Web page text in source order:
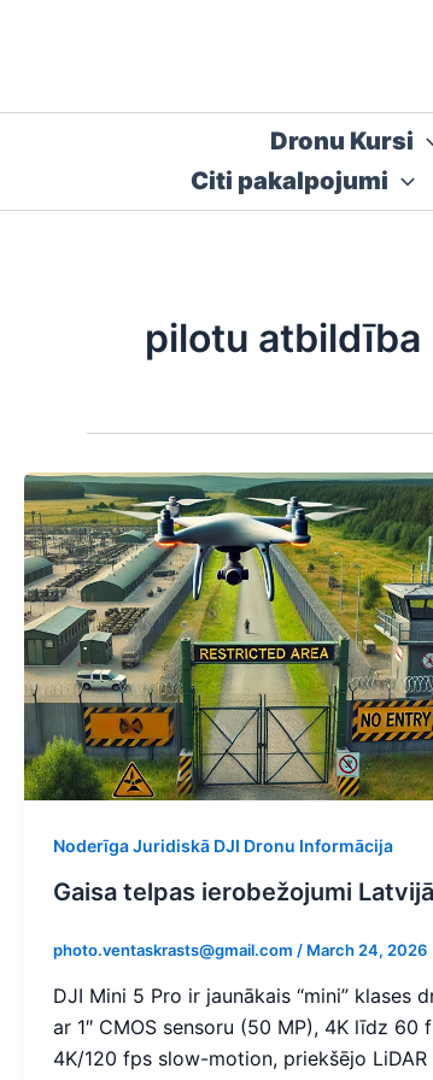
Dronu Kursi
Citi pakalpojumi
pilotu atbildība
Noderīga Juridiskā DJI Dronu Informācija
Gaisa telpas ierobežojumi Latvijā
photo.ventaskrasts@gmail.com / March 24, 2026
DJI Mini 5 Pro ir jaunākais “mini” klases
ar 1″ CMOS sensoru (50 MP), 4K līdz 60
4K/120 fps slow-motion, priekšējo LiDAR